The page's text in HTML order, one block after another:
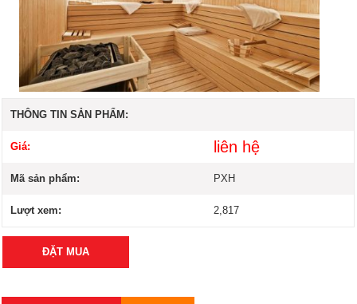
THÔNG TIN SẢN PHẨM:
Giá: liên hệ
Mã sản phẩm: PXH
Lượt xem: 2,817
ĐẶT MUA